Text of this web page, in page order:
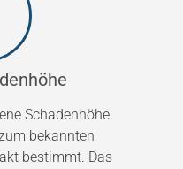
Schadenhöhe
bekannten
bestimmt. Das